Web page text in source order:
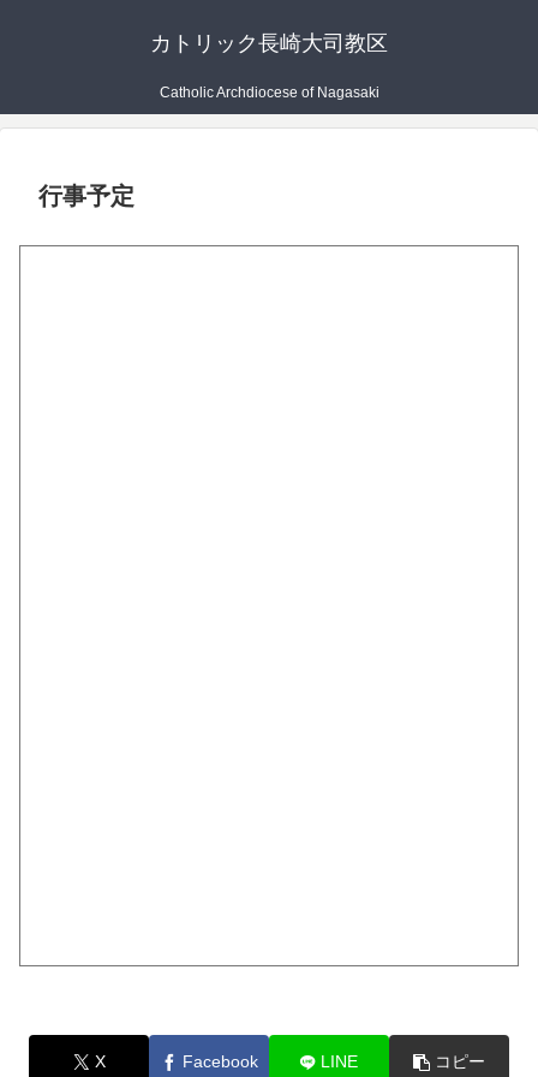
カトリック長崎大司教区
Catholic Archdiocese of Nagasaki
行事予定
X Facebook LINE コピー